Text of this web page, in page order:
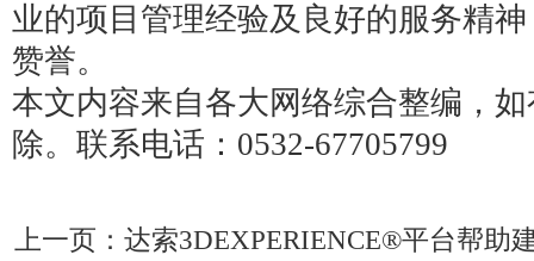
业的项目管理经验及良好的服务精
赞誉。
本文内容来自各大网络综合整编，
除。联系电话：0532-67705799
上一页： 达索3DEXPERIENCE®平台帮助